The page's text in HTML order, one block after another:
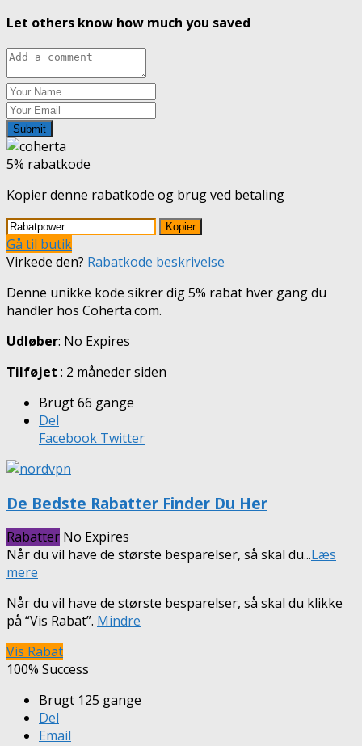
Let others know how much you saved
Submit
5% rabatkode
Kopier denne rabatkode og brug ved betaling
Kopier
Gå til butik
Virkede den? Rabatkode beskrivelse
Denne unikke kode sikrer dig 5% rabat hver gang du
handler hos Coherta.com.
Udløber: No Expires
Tilføjet : 2 måneder siden
Brugt 66 gange
Del
Facebook Twitter
De Bedste Rabatter Finder Du Her
Rabatter No Expires
Når du vil have de største besparelser, så skal du...Læs
mere
Når du vil have de største besparelser, så skal du klikke
på “Vis Rabat”. Mindre
Vis Rabat
100% Success
Brugt 125 gange
Del
Email